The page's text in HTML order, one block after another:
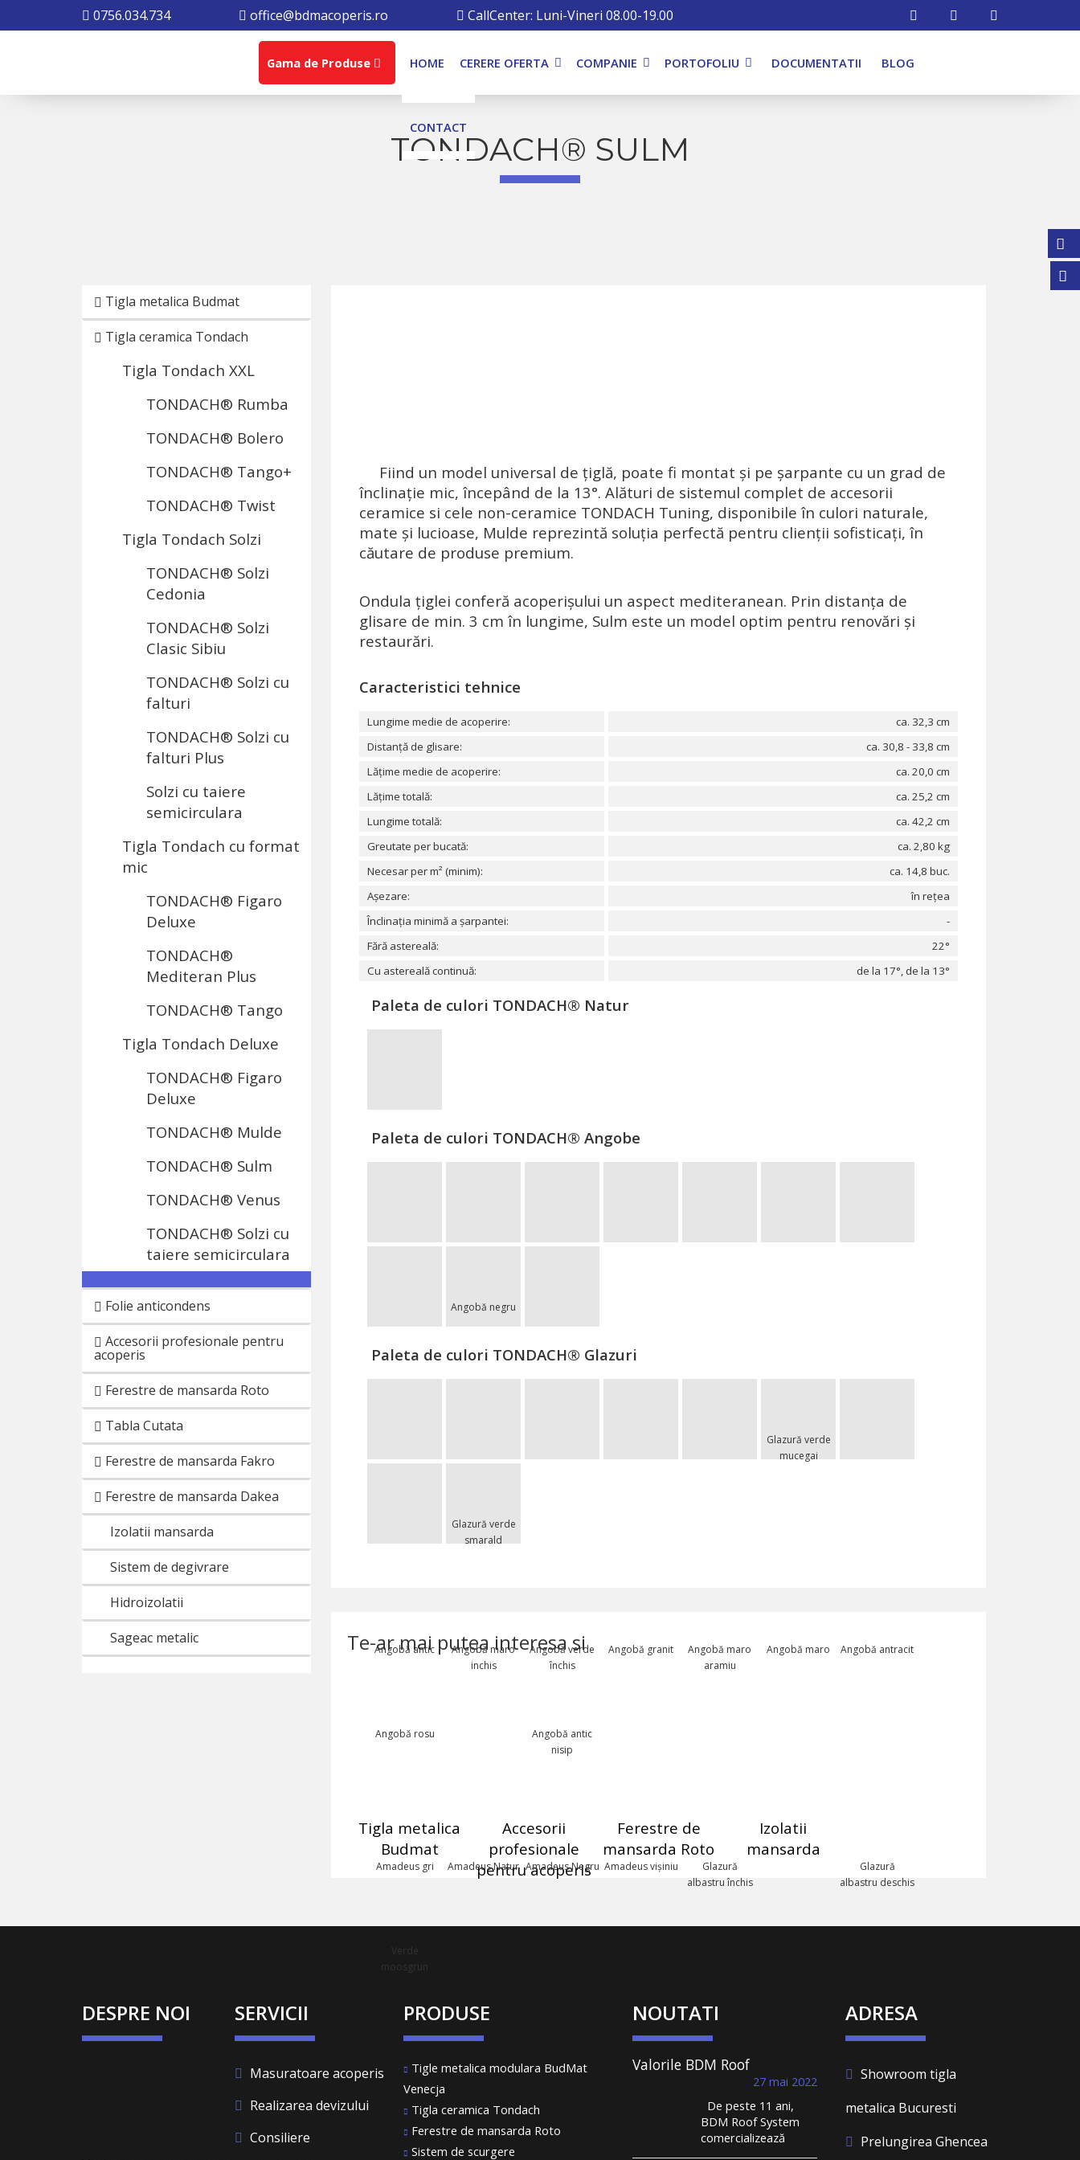
0756.034.734 office@bdmacoperis.ro CallCenter: Luni-Vineri 08.00-19.00
Gama de Produse HOME CERERE OFERTA COMPANIE PORTOFOLIU DOCUMENTATII BLOG
CONTACT
TONDACH® SULM
Tigla metalica Budmat
Tigla ceramica Tondach
Tigla Tondach XXL
TONDACH® Rumba
TONDACH® Bolero
TONDACH® Tango+
TONDACH® Twist
Tigla Tondach Solzi
TONDACH® Solzi
Cedonia
TONDACH® Solzi
Clasic Sibiu
TONDACH® Solzi cu
falturi
TONDACH® Solzi cu
falturi Plus
Solzi cu taiere
semicirculara
Tigla Tondach cu format
mic
TONDACH® Figaro
Deluxe
TONDACH®
Mediteran Plus
TONDACH® Tango
Tigla Tondach Deluxe
TONDACH® Figaro
Deluxe
TONDACH® Mulde
TONDACH® Sulm
TONDACH® Venus
TONDACH® Solzi cu
taiere semicirculara
Folie anticondens
Accesorii profesionale pentru
acoperis
Ferestre de mansarda Roto
Tabla Cutata
Ferestre de mansarda Fakro
Ferestre de mansarda Dakea
Izolatii mansarda
Sistem de degivrare
Hidroizolatii
Sageac metalic
Fiind un model universal de țiglă, poate fi montat și pe șarpante cu un grad de
înclinație mic, începând de la 13°. Alături de sistemul complet de accesorii
ceramice si cele non-ceramice TONDACH Tuning, disponibile în culori naturale,
mate și lucioase, Mulde reprezintă soluția perfectă pentru clienții sofisticați, în
căutare de produse premium.
Ondula țiglei conferă acoperișului un aspect mediteranean. Prin distanța de
glisare de min. 3 cm în lungime, Sulm este un model optim pentru renovări și
restaurări.
Caracteristici tehnice
Lungime medie de acoperire:
ca. 32,3 cm
Distanță de glisare:
ca. 30,8 - 33,8 cm
Lățime medie de acoperire:
ca. 20,0 cm
Lățime totală:
ca. 25,2 cm
Lungime totală:
ca. 42,2 cm
Greutate per bucată:
ca. 2,80 kg
Necesar per m² (minim):
ca. 14,8 buc.
Așezare:
în rețea
Înclinația minimă a șarpantei:
-
Fără astereală:
22°
Cu astereală continuă:
de la 17°, de la 13°
Paleta de culori TONDACH® Natur
Paleta de culori TONDACH® Angobe
Angobă antic
Angobă maro
inchis
Angobă verde
închis
Angobă granit
Angobă maro
aramiu
Angobă maro Angobă antracit
Angobă rosu
Angobă negru
Angobă antic
nisip
Paleta de culori TONDACH® Glazuri
Amadeus gri Amadeus Natur Amadeus Negru Amadeus vișiniu
Glazură
albastru închis
Glazură verde
mucegai
Glazură
albastru deschis
Verde
moosgrun
Glazură verde
smarald
Te-ar mai putea interesa si
Tigla metalica
Budmat
Accesorii
profesionale
pentru acoperis
Ferestre de
mansarda Roto
Izolatii
mansarda
DESPRE NOI SERVICII
Masuratoare acoperis
Realizarea devizului
Consiliere
PRODUSE
Tigle metalica modulara BudMat
Venecja
Tigla ceramica Tondach
Ferestre de mansarda Roto
Sistem de scurgere
NOUTATI
Valorile BDM Roof
System au condus la
portofoliu vast de
clienți care dorm
liniștiți, sub un
acoperiș sănătos
27 mai 2022
De peste 11 ani,
BDM Roof System
comercializează
țiglă metalică și
ADRESA
Showroom tigla
metalica Bucuresti
Prelungirea Ghencea